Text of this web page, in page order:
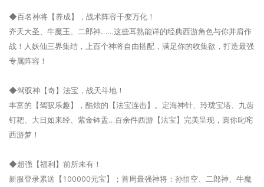
◆百名神将【养成】，战术阵容千变万化！
齐天大圣、牛魔王、二郎神……这些耳熟能详的经典西游角色与你并肩作
战！人妖仙三界集结，上百个神将自由搭配，满足你的收集欲，打造最强
专属阵容！
◆驾驭神【奇】法宝，战天斗地！
丰富的【驾驭乐趣】，酷炫的【法宝连击】。定海神针、玲珑宝塔、九齿
钉耙、大日如来经、紫金钵盂…百余件西游【法宝】完美呈现，圆你叱咤
西游梦！
◆超强【福利】前所未有！
新服登录累送【100000元宝】；首周最强神将：孙悟空、二郎神、牛魔